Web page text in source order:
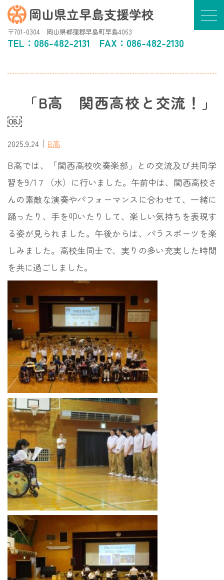
岡山県立早島支援学校
〒701-0304 岡山県都窪郡早島町早島4063
TEL： 086-482-2131 FAX：086-482-2130
「B高 関西高校と交流！」
￼
2025.9.24 ｜ B高
B高では、「関西高校吹奏楽部」との交流及び共同学
習を9/1７（水）に行いました。午前中は、関西高校さ
んの素敵な演奏やパフォーマンスに合わせて、一緒に
踊ったり、手を叩いたりして、楽しい気持ちを表現す
る姿が見られました。午後からは、パラスポーツを楽
しみました。高校生同士で、実りの多い充実した時間
を共に過ごしました。